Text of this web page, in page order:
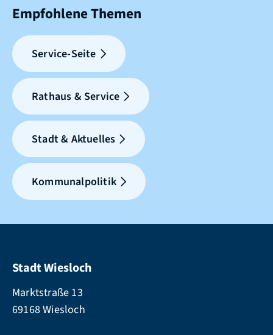
Empfohlene Themen
Service-Seite
Rathaus & Service
Stadt & Aktuelles
Kommunalpolitik
Stadt Wiesloch
Marktstraße 13
69168 Wiesloch